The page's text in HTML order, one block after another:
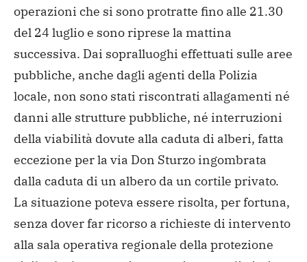
operazioni che si sono protratte fino alle 21.30
del 24 luglio e sono riprese la mattina
successiva. Dai sopralluoghi effettuati sulle aree
pubbliche, anche dagli agenti della Polizia
locale, non sono stati riscontrati allagamenti né
danni alle strutture pubbliche, né interruzioni
della viabilità dovute alla caduta di alberi, fatta
eccezione per la via Don Sturzo ingombrata
dalla caduta di un albero da un cortile privato.
La situazione poteva essere risolta, per fortuna,
senza dover far ricorso a richieste di intervento
alla sala operativa regionale della protezione